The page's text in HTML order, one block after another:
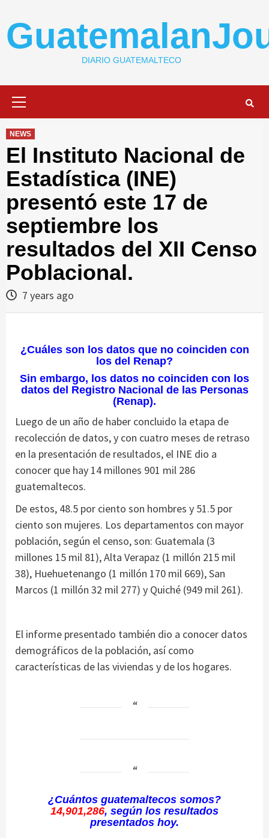
content
DIARIO GUATEMALTECO
NEWS
El Instituto Nacional de
Estadística (INE)
presentó este 17 de
septiembre los
resultados del XII Censo
Poblacional.
7 years ago
¿Cuáles son los datos que no coinciden con
los del Renap?
Sin embargo, los datos no coinciden con los
datos del Registro Nacional de las Personas
(Renap).
Luego de un año de haber concluido la etapa de
recolección de datos, y con cuatro meses de retraso
en la presentación de resultados, el INE dio a
conocer que hay 14 millones 901 mil 286
guatemaltecos.
De estos, 48.5 por ciento son hombres y 51.5 por
ciento son mujeres. Los departamentos con mayor
población, según el censo, son: Guatemala (3
millones 15 mil 81), Alta Verapaz (1 millón 215 mil
38), Huehuetenango (1 millón 170 mil 669), San
Marcos (1 millón 32 mil 277) y Quiché (949 mil 261).
El informe presentado también dio a conocer datos
demográficos de la población, así como
características de las viviendas y de los hogares.
¿Cuántos guatemaltecos somos?
14,901,286, según los resultados
presentados hoy.